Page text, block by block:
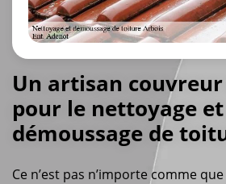
Un artisan
pour le nettoyage et
démoussage de
Ce n’est pas n’importe comme